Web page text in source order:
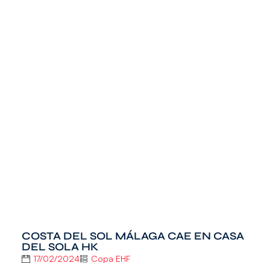
COSTA DEL SOL MÁLAGA CAE EN CASA
DEL SOLA HK
17/02/2024 Copa EHF